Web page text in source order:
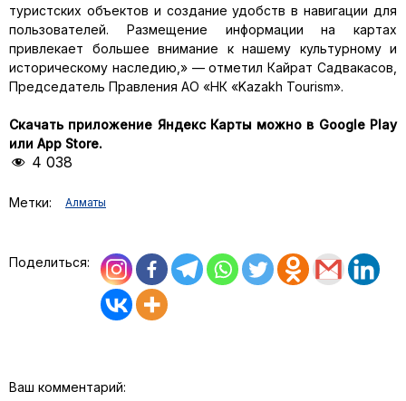
туристских объектов и создание удобств в навигации для
пользователей. Размещение информации на картах
привлекает большее внимание к нашему культурному и
историческому наследию,» — отметил Кайрат Садвакасов,
Председатель Правления АО «НК «Kazakh Tourism».
Скачать приложение Яндекс Карты можно в Google Play
или App Store.
4 038
Метки: Aлматы
Поделиться:
Ваш комментарий: